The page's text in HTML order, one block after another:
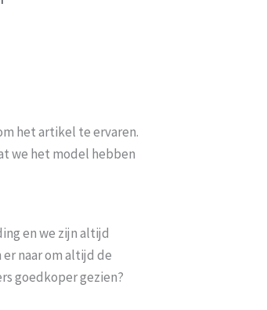
het artikel te ervaren.
we het model hebben
en we zijn altijd
naar om altijd de
goedkoper gezien?